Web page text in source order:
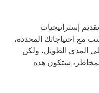
إستراتيجيات
مع احتياجاتك المحددة،
المدى الطويل، ولكن
ستكون هذه